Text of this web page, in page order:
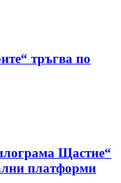
тръгва по
Щастие“
платформи